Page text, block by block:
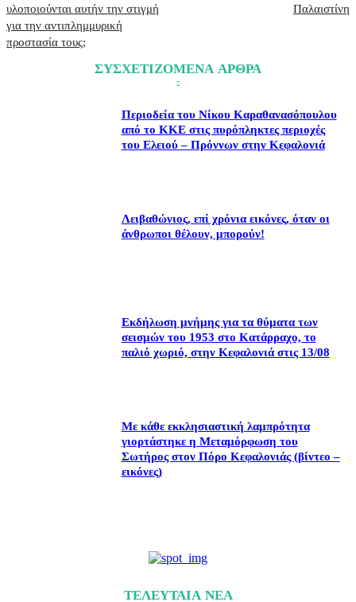
υλοποιούνται αυτήν την στιγμή
για την αντιπλημμυρική
προστασία τους;
Παλαιστίνη
ΣΥΣΧΕΤΙΖΟΜΕΝΑ ΑΡΘΡΑ
Περιοδεία του Νίκου Καραθανασόπουλου
από το ΚΚΕ στις πυρόπληκτες περιοχές
του Ελειού – Πρόννων στην Κεφαλονιά
Λειβαθώνιος, επί χρόνια εικόνες, όταν οι
άνθρωποι θέλουν, μπορούν!
Εκδήλωση μνήμης για τα θύματα των
σεισμών του 1953 στο Κατάρραχο, το
παλιό χωριό, στην Κεφαλονιά στις 13/08
Με κάθε εκκλησιαστική λαμπρότητα
γιορτάστηκε η Μεταμόρφωση του
Σωτήρος στον Πόρο Κεφαλονιάς (βίντεο –
εικόνες)
ΤΕΛΕΥΤΑΙΑ ΝΕΑ